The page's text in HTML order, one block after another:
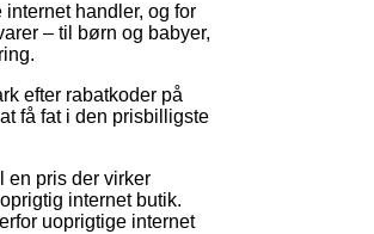
handler, og for
– til børn og babyer,
efter rabatkoder på
få fat i den prisbilligste
en pris der virker
internet butik.
uoprigtige internet